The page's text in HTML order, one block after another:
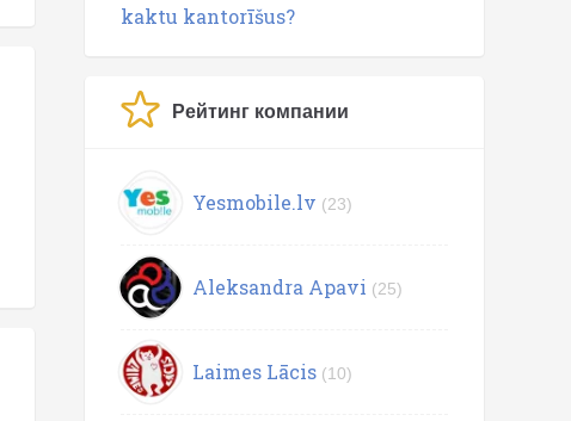
kaktu kantorīšus?
Рейтинг компании
Yesmobile.lv (23)
Aleksandra Apavi (25)
Laimes Lācis (10)